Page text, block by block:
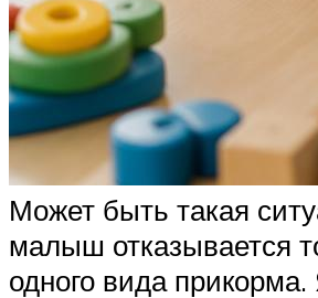
Может быть такая
малыш отказывается
одного вида